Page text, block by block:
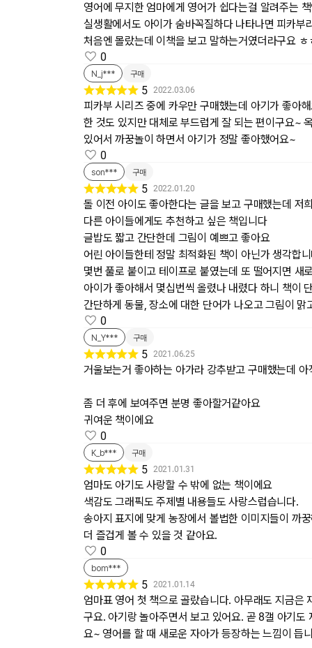
영어에 무지한 엄마에게 영어가 쉽다는걸 알려주는
실생활에서도 아이가 숨바꼭질하다 나타나면 피카부
처음엔 몰랐는데 이책을 보고 말하는거였더라구요 ㅎ
0
N_j*** 구매
5 2022.03.06
피카부 시리즈 중에 카우만 구매했는데 아기가 좋아
한 것도 있지만 대체로 부드럽게 잘 되는 편이구요~
있어서 까꿍놀이 하면서 아기가 정말 좋아했어요~
0
son*** 구매
5 2022.01.20
돌 이전 아이도 좋아한다는 글을 보고 구매했는데 저
다른 아이들에게도 추천하고 싶은 책입니다
글밥도 짧고 간단한데 그림이 예쁘고 좋아요
어린 아이들한테 정말 최적화된 책이 아닌가 생각합
몇번 풀로 붙이고 테이프로 붙였는데 또 떨어지면 새
아이가 좋아해서 몇십번씩 올렸나 내렸다 하니 책이
간단하게 동물, 장소에 대한 단어가 나오고 그림이
0
N_Y*** 구매
5 2021.06.25
거울보는거 좋아하는 아가라 강추받고 구매했는데
좀 더 후에 보여주면 분명 좋아할거같아요
귀여운 책이에요
0
K_b*** 구매
5 2021.01.31
엄마도 아기도 사랑할 수 밖에 없는 책이에요
색감도 그래픽도 주제별 내용들도 사랑스럽습니다.
송아지 표지에 맞게 농장에서 볼법한 이미지들이 까
더 즐겁게 볼 수 있을 것 같아요.
0
bom***
5 2021.01.14
엄마표 영어 첫 책으로 골랐습니다. 아무래도 지금
구요. 아기랑 놀아주면서 보고 있어요. 곧 8갤 아기
요~ 영어를 할 때 새로운 자아가 등장하는 느낌이 듭